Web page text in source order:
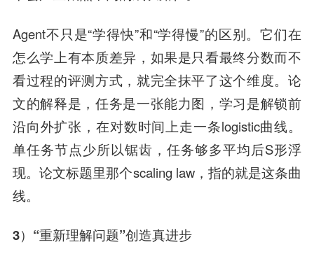
Agent不只是“学得快”和“学得慢”的区别。它们在
怎么学 上有本质差异，如果是只看最终分数而不
看过程的评测方式，就完全抹平了这个维度。论
文的解释是，任务是一张能力图，学习是解锁前
沿向外扩张，在对数时间上走一条logistic曲线。
单任务节点少所以锯齿，任务够多平均后S形浮
现。论文标题里那个scaling law，指的就是这条曲
线。
3）“重新理解问题”创造真进步